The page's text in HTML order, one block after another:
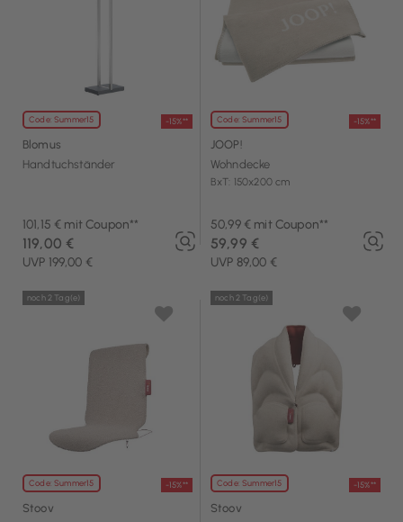
Code: Summer15 -15%**
Blomus
Handtuchständer
101,15 € mit Coupon**
UVP 199,00 €
119,00 €
Code: Summer15 -15%**
JOOP!
Wohndecke
BxT: 150x200 cm
50,99 € mit Coupon**
UVP 89,00 €
59,99 €
Code: Summer15 -15%**
noch 2 Tag(e)
Stoov
Code: Summer15 -15%**
noch 2 Tag(e)
Stoov